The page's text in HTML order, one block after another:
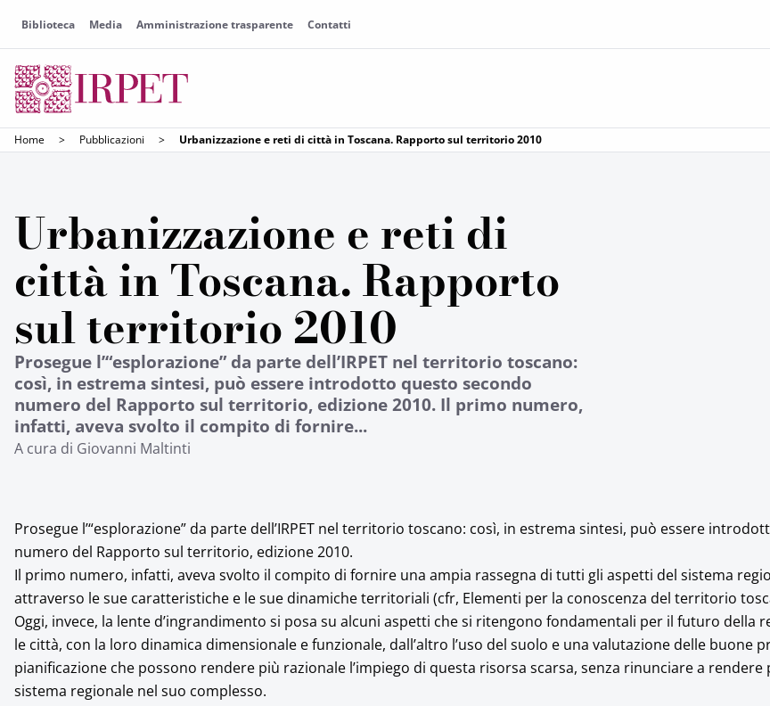
Biblioteca Media Amministrazione trasparente Contatti
Home > Pubblicazioni > Urbanizzazione e reti di città in Toscana. Rapporto sul territorio 2010
Urbanizzazione e reti di
città in Toscana. Rapporto
sul territorio 2010
Prosegue l’“esplorazione” da parte dell’IRPET nel territorio toscano:
così, in estrema sintesi, può essere introdotto questo secondo
numero del Rapporto sul territorio, edizione 2010. Il primo numero,
infatti, aveva svolto il compito di fornire...
A cura di Giovanni Maltinti
Prosegue l’“esplorazione” da parte dell’IRPET nel territorio toscano: così, in estrema sintesi, può essere
numero del Rapporto sul territorio, edizione 2010.
Il primo numero, infatti, aveva svolto il compito di fornire una ampia rassegna di tutti gli aspetti del sistema
attraverso le sue caratteristiche e le sue dinamiche territoriali (cfr, Elementi per la conoscenza del territorio
Oggi, invece, la lente d’ingrandimento si posa su alcuni aspetti che si ritengono fondamentali per il futuro della
le città, con la loro dinamica dimensionale e funzionale, dall’altro l’uso del suolo e una valutazione delle buone
pianificazione che possono rendere più razionale l’impiego di questa risorsa scarsa, senza rinunciare a rendere
sistema regionale nel suo complesso.